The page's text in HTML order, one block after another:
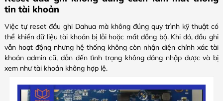
tin tài khoản
Việc tự reset đầu ghi Dahua mà không đúng quy trình kỹ thuật có
thể khiến dữ liệu tài khoản bị lỗi hoặc mất đồng bộ. Khi đó, đầu ghi
vẫn hoạt động nhưng hệ thống không còn nhận diện chính xác tài
khoản admin cũ, dẫn đến tình trạng không đăng nhập được và bị
xem như tài khoản không hợp lệ.